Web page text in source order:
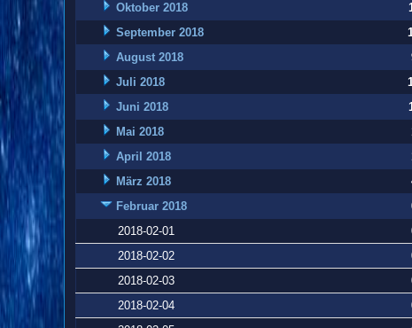
Oktober 2018
September 2018
August 2018
Juli 2018
Juni 2018
Mai 2018
April 2018
März 2018
Februar 2018
2018-02-01
2018-02-02
2018-02-03
2018-02-04